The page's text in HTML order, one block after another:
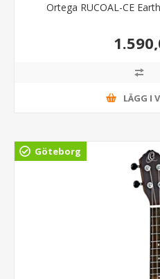
Ortega RUCOAL-CE
LÄGG I
Göteborg